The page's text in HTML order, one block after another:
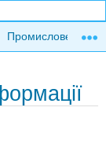
Промислове та